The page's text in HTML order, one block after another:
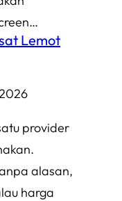
Lemot
provider
alasan,
harga